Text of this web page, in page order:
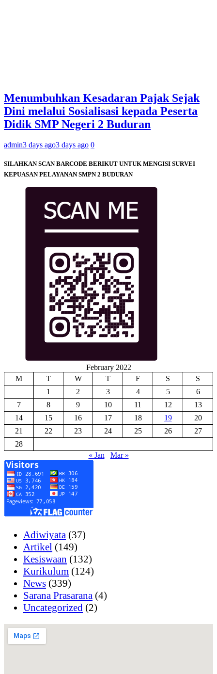
Menumbuhkan Kesadaran Pajak Sejak
Dini melalui Sosialisasi kepada Peserta
Didik SMP Negeri 2 Buduran
admin3 days ago3 days ago 0
SILAHKAN SCAN BARCODE BERIKUT UNTUK MENGISI SURVEI
KEPUASAN PELAYANAN SMPN 2 BUDURAN
February 2022
M
T W T F S
S
1
2 3 4 5
6
7
8 9 10 11 12
13
14
15 16 17 18 19
20
21
22 23 24 25 26
27
28
« Jan
Mar »
Adiwiyata (37)
Artikel (149)
Kesiswaan (132)
Kurikulum (124)
News (339)
Sarana Prasarana (4)
Uncategorized (2)